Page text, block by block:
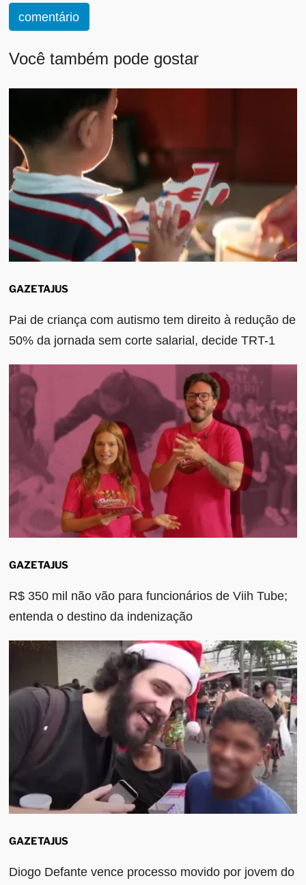
comentário
Você também pode gostar
GAZETAJUS
Pai de criança com autismo tem direito à redução de
50% da jornada sem corte salarial, decide TRT-1
GAZETAJUS
R$ 350 mil não vão para funcionários de Viih Tube;
entenda o destino da indenização
GAZETAJUS
Diogo Defante vence processo movido por jovem do